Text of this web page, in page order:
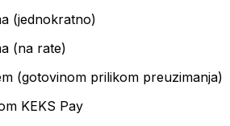
(jednokratno)
(na rate)
(gotovinom prilikom preuzimanja)
KEKS Pay